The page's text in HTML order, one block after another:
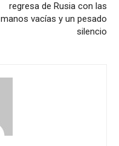
regresa de Rusia con las
manos vacías y un pesado
silencio